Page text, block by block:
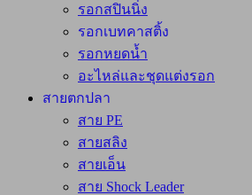
รอกสปินนิ่ง
รอกเบทคาสติ้ง
รอกหยดน้ำ
อะไหล่และชุดแต่งรอก
สายตกปลา
สาย PE
สายสลิง
สายเอ็น
สาย Shock Leader